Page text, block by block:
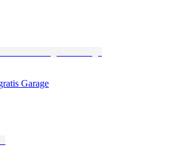
Garage